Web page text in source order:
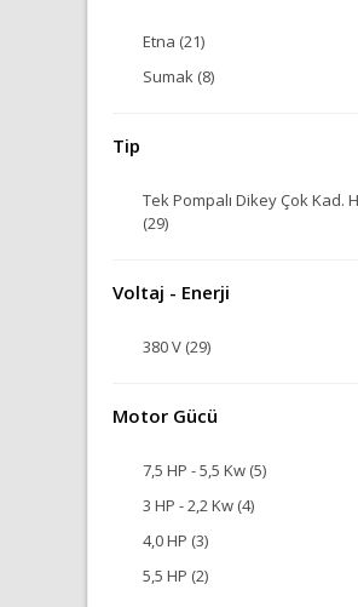
Etna (21)
Sumak (8)
Tip
Tek Pompalı Dikey Çok Kad.
(29)
Voltaj - Enerji
380 V (29)
Motor Gücü
7,5 HP - 5,5 Kw (5)
3 HP - 2,2 Kw (4)
4,0 HP (3)
5,5 HP (2)